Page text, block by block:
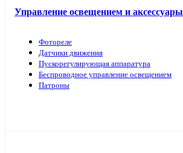
Управление освещением и аксессуары
Фотореле
Датчики движения
Пускорегулирующая аппаратура
Беспроводное управление освещением
Патроны